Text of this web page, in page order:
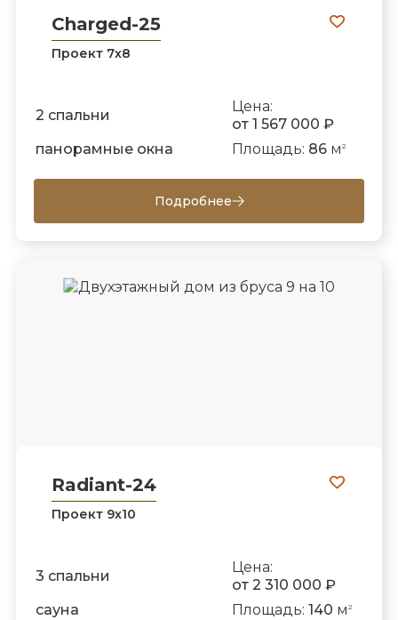
Charged-25
Проект 7х8
2 спальни
Цена:
от 1 567 000 ₽
панорамные окна
Площадь: 86м 2
Подробнее
Radiant-24
Проект 9х10
3 спальни
Цена:
от 2 310 000 ₽
сауна
Площадь: 140 м 2